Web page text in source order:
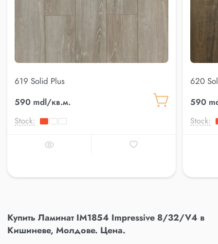
619 Solid Plus
590 mdl/кв.м.
Stock:
620
590
Stock:
Купить Ламинат IM1854 Impressive 8/32/V4 в
Кишиневе, Молдове. Цена.